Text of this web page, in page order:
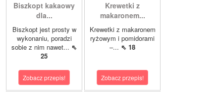
Biszkopt kakaowy
dla...
Biszkopt jest prosty w
wykonaniu, poradzi
sobie z nim nawet... ⇖
25
Zobacz przepis!
Krewetki z
makaronem...
Krewetki z makaronem
ryżowym i pomidorami
–... ⇖ 18
Zobacz przepis!